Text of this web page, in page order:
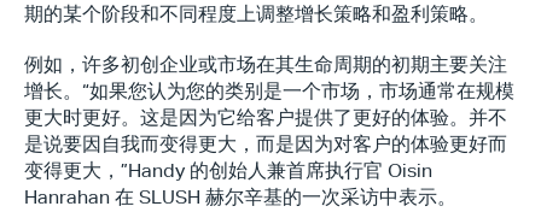
期的某个阶段和不同程度上调整增长策略和盈利策略。
例如，许多初创企业或市场在其生命周期的初期主要关注
增长。“如果您认为您的类别是一个市场，市场通常在规模
更大时更好。这是因为它给客户提供了更好的体验。并不
是说要因自我而变得更大，而是因为对客户的体验更好而
变得更大，”Handy 的创始人兼首席执行官 Oisin
Hanrahan 在 SLUSH 赫尔辛基的一次采访中表示。